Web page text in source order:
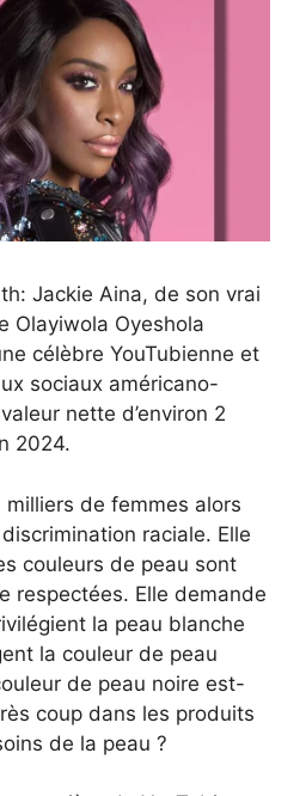
Jackie Aina, de son vrai
Olayiwola Oyeshola
célèbre YouTubienne et
sociaux américano-
nette d’environ 2
2024.
de femmes alors
discrimination raciale. Elle
couleurs de peau sont
respectées. Elle demande
la peau blanche
la couleur de peau
de peau noire est-
coup dans les produits
de la peau ?